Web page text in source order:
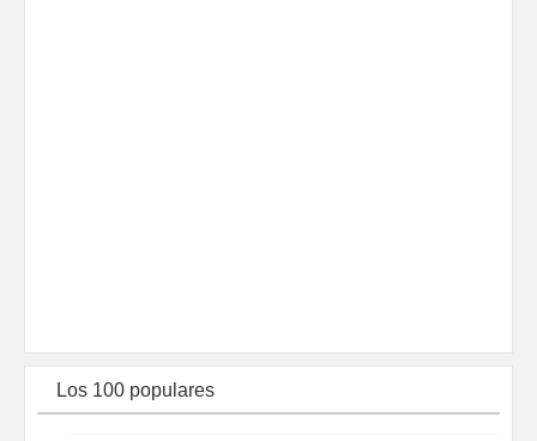
Los 100 populares